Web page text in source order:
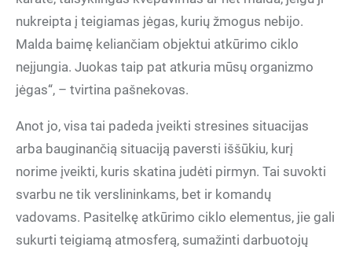
nukreipta į teigiamas jėgas, kurių žmogus nebijo.
Malda baimę keliančiam objektui atkūrimo ciklo
neįjungia. Juokas taip pat atkuria mūsų organizmo
jėgas“, – tvirtina pašnekovas.
Anot jo, visa tai padeda įveikti stresines situacijas
arba bauginančią situaciją paversti iššūkiu, kurį
norime įveikti, kuris skatina judėti pirmyn. Tai suvokti
svarbu ne tik verslininkams, bet ir komandų
vadovams. Pasitelkę atkūrimo ciklo elementus, jie gali
sukurti teigiamą atmosferą, sumažinti darbuotojų